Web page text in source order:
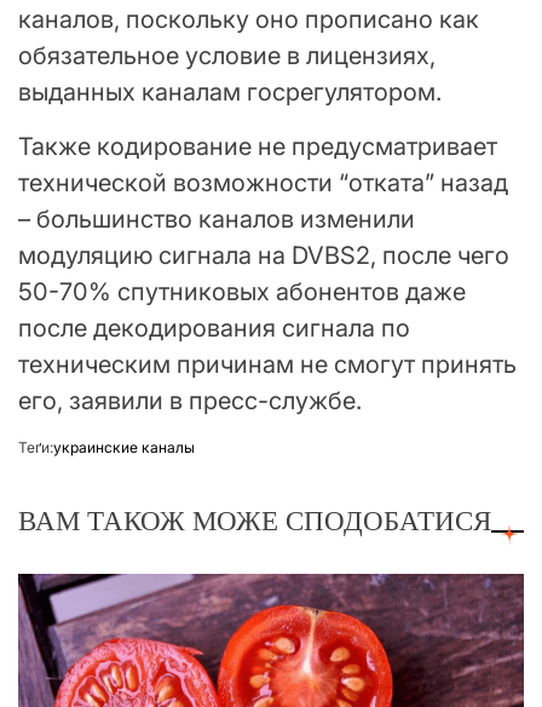
каналов, поскольку оно прописано как
обязательное условие в лицензиях,
выданных каналам госрегулятором.
Также кодирование не предусматривает
технической возможности “отката” назад
– большинство каналов изменили
модуляцию сигнала на DVBS2, после чего
50-70% спутниковых абонентов даже
после декодирования сигнала по
техническим причинам не смогут принять
его, заявили в пресс-службе.
Теґи:украинские каналы
ВАМ ТАКОЖ МОЖЕ СПОДОБАТИСЯ